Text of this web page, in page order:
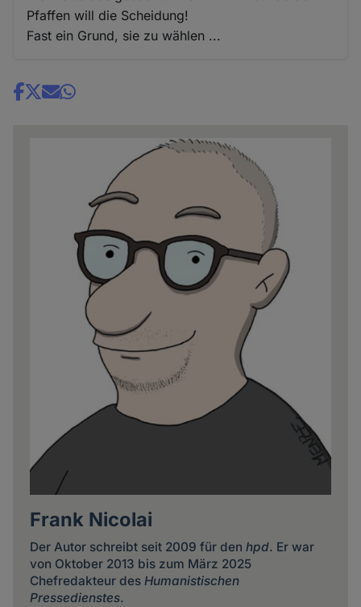
Pfaffen will die Scheidung!
Fast ein Grund, sie zu wählen ...
Share
Frank Nicolai
Der Autor schreibt seit 2009 für den hpd. Er war
von Oktober 2013 bis zum März 2025
Chefredakteur des Humanistischen
Pressedienstes.